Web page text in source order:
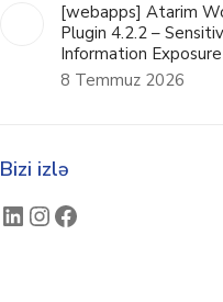
[webapps] Atarim
Plugin 4.2.2 –
Information Exposure
8 Temmuz 2026
Bizi izlə